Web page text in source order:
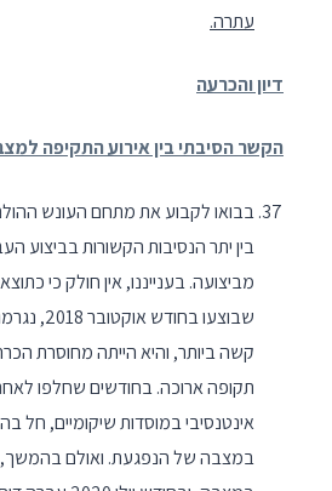
עתרה.
דיון והכרעה
הקשר הסיבתי בין אירוע התקיפה
בבואו לקבוע את מתחם העונש
בין יתר הנסיבות הקשורות בביצוע
מביצועה. בענייננו, אין חולק כי
שבוצעו
קשה ביותר, והיא הייתה מחוסרת
תקופה ארוכה. בחודשים שחלפו
אינטנסיבי במוסדות שיקומיים, חל
במצבה של הנפגעת. ואולם בהמשך,